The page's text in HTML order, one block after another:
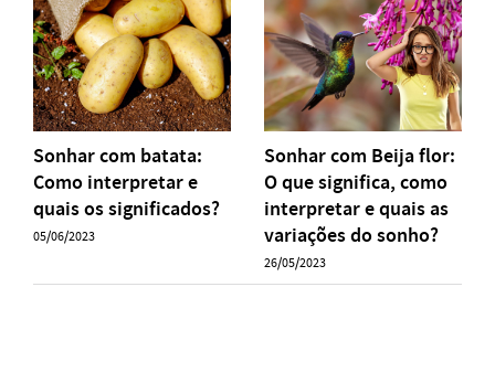
Sonhar com batata:
Como interpretar e
quais os significados?
05/06/2023
Sonhar com Beija flor:
O que significa, como
interpretar e quais as
variações do sonho?
26/05/2023